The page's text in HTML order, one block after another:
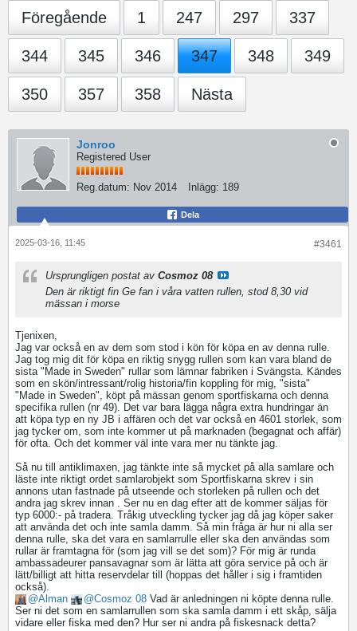
Föregående 1 247 297 337
344 345 346 347 348 349
350 357 358 Nästa
Jonroo
Registered User
Reg.datum: Nov 2014 Inlägg: 189
Dela
#3461
2025-03-16, 11:45
Ursprungligen postat av Cosmoz 08
Den är riktigt fin Ge fan i våra vatten rullen, stod 8,30 vid
mässan i morse
Tjenixen,
Jag var också en av dem som stod i kön för köpa en av denna rulle.
Jag tog mig dit för köpa en riktig snygg rullen som kan vara bland de
sista "Made in Sweden" rullar som lämnar fabriken i Svängsta. Kändes
som en skön/intressant/rolig historia/fin koppling för mig, "sista"
"Made in Sweden", köpt på mässan genom sportfiskarna och denna
specifika rullen (nr 49). Det var bara lägga några extra hundringar än
att köpa typ en ny JB i affären och det var också en 4601 storlek, som
jag tycker om, som inte kommer ut på marknaden (begagnat och affär)
för ofta. Och det kommer väl inte vara mer nu tänkte jag.
Så nu till antiklimaxen, jag tänkte inte så mycket på alla samlare och
läste inte riktigt ordet samlarobjekt som Sportfiskarna skrev i sin
annons utan fastnade på utseende och storleken på rullen och det
andra jag skrev innan . Ser nu en dag efter att de kommer säljas för
typ 6000:- på tradera. Tråkig utveckling tycker jag då jag köper saker
att använda det och inte samla damm. Så min fråga är hur ni alla ser
denna rulle, ska det vara en samlarrulle eller ska den användas som
rullar är framtagna för (som jag vill se det som)? För mig är runda
ambassadeurer pansavagnar som är lätta att göra service på och är
lätt/billigt att hitta reservdelar till (hoppas det håller i sig i framtiden
också).
Alman
Cosmoz 08 Vad är anledningen ni köpte denna rulle.
Ser ni det som en samlarrullen som ska samla damm i ett skåp, sälja
vidare eller fiska med den? Hur ser ni andra på fiskesnack detta?